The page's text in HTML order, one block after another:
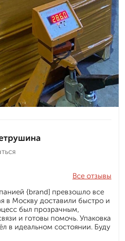
Все отзывы
{brand] превзошло все
в Москву доставили быстро и
был прозрачным,
и готовы помочь. Упаковка
в идеальном состоянии. Буду